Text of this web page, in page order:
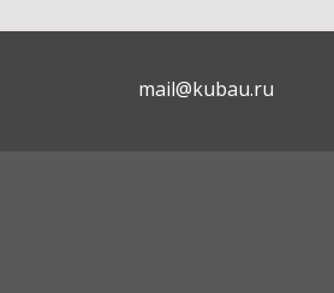
mail@kubau.ru